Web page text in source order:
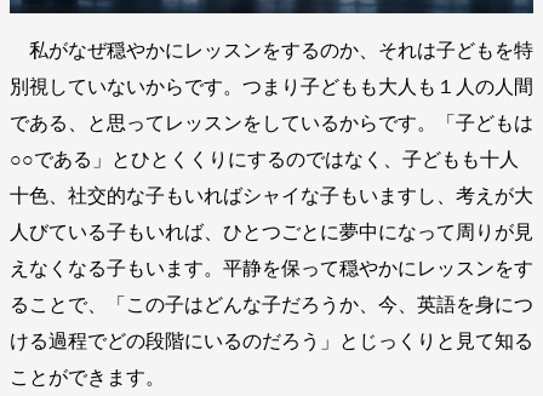
私がなぜ穏やかにレッスンをするのか、それは子どもを特
別視していないからです。つまり子どもも大人も１人の人間
である、と思ってレッスンをしているからです。「子どもは
○○である」とひとくくりにするのではなく、子どもも十人
十色、社交的な子もいればシャイな子もいますし、考えが大
人びている子もいれば、ひとつごとに夢中になって周りが見
えなくなる子もいます。平静を保って穏やかにレッスンをす
ることで、「この子はどんな子だろうか、今、英語を身につ
ける過程でどの段階にいるのだろう」とじっくりと見て知る
ことができます。